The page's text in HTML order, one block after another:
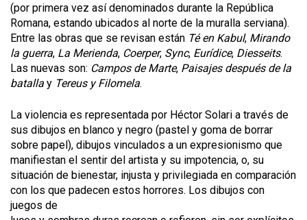
(por primera vez así denominados durante la República
Romana, estando ubicados al norte de la muralla serviana).
Entre las obras que se revisan están Té en Kabul, Mirando
la guerra, La Merienda, Coerper, Sync, Eurídice, Diesseits.
Las nuevas son: Campos de Marte, Paisajes después de la
batalla y Tereus y Filomela.
La violencia es representada por Héctor Solari a través de
sus dibujos en blanco y negro (pastel y goma de borrar
sobre papel), dibujos vinculados a un expresionismo que
manifiestan el sentir del artista y su impotencia, o, su
situación de bienestar, injusta y privilegiada en comparación
con los que padecen estos horrores. Los dibujos con
juegos de